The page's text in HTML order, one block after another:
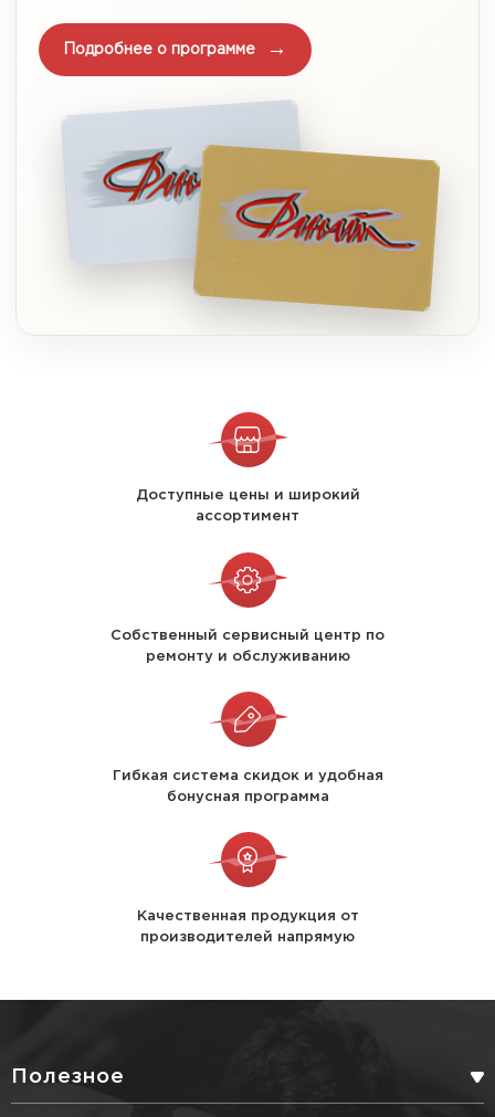
Подробнее о программе
Доступные цены и широкий
ассортимент
Собственный сервисный центр по
ремонту и обслуживанию
Гибкая система скидок и удобная
бонусная программа
Качественная продукция от
производителей напрямую
Полезное